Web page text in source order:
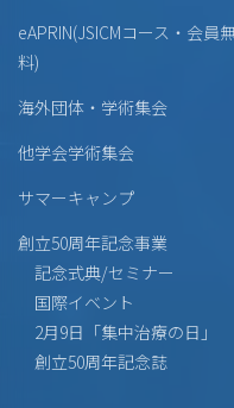
eAPRIN(JSICMコース・会員
料)
海外団体・学術集会
他学会学術集会
サマーキャンプ
創立50周年記念事業
記念式典/セミナー
国際イベント
2月9日「集中治療の日」
創立50周年記念誌